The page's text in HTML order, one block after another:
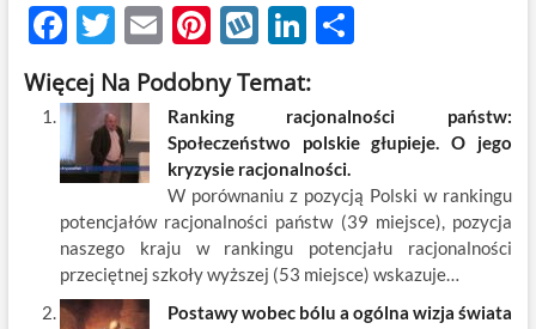
F
ac
e
b
o
o
k
T
w
itt
er
E
m
ail
Pi
nt
er
es
t
W
k
o
p
Li
k
e
dI
n
S
ar
e
Więcej Na Podobny Temat:
Ranking racjonalności państw:
Społeczeństwo polskie głupieje. O jego
kryzysie racjonalności.
W porównaniu z pozycją Polski w rankingu
potencjałów racjonalności państw (39 miejsce), pozycja
naszego kraju w rankingu potencjału racjonalności
przeciętnej szkoły wyższej (53 miejsce) wskazuje…
Postawy wobec bólu a ogólna wizja świata